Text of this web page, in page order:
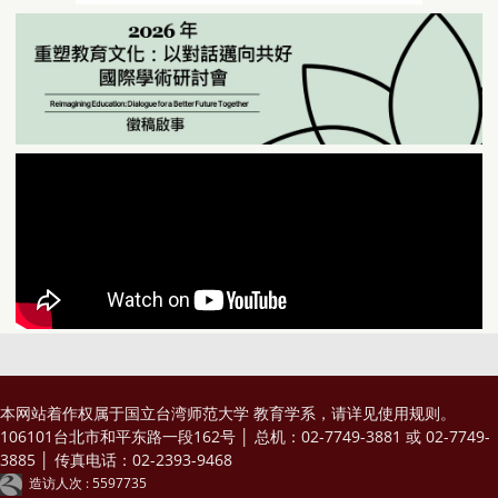
本网站着作权属于国立台湾师范大学 教育学系，请详见使用规则。
106101台北市和平东路一段162号 │ 总机：02-7749-3881 或 02-7749-
3885 │ 传真电话：02-2393-9468
造访人次 : 5597735